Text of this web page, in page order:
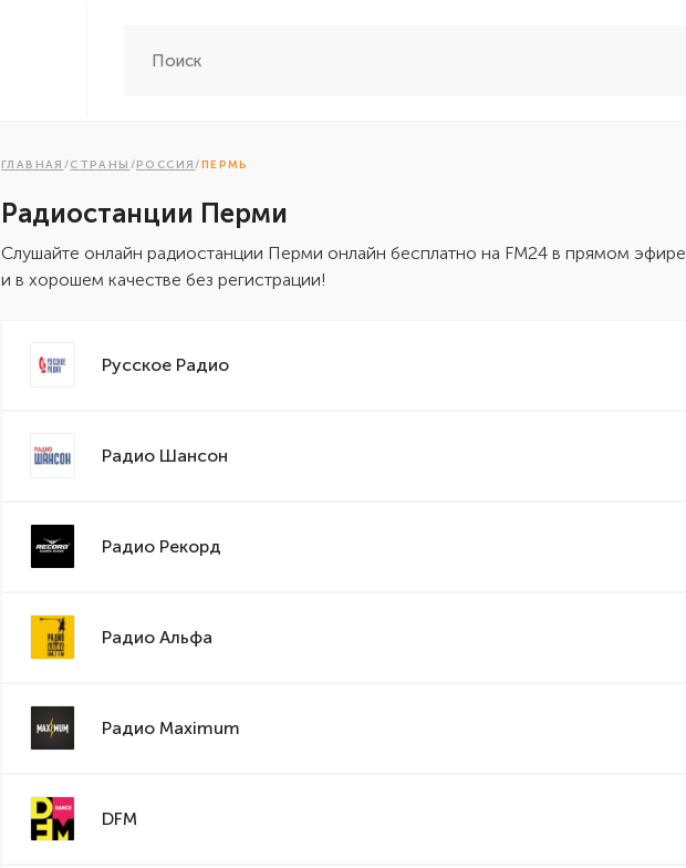
ГЛАВНАЯ /СТРАНЫ /РОССИЯ/ПЕРМЬ
Радиостанции Перми
Cлушайте онлайн радиостанции Перми онлайн бесплатно на FM24 в прямом эфире
и в хорошем качестве без регистрации!
Русское Радио
Радио Шансон
Радио Рекорд
Радио Альфа
Радио Maximum
DFM